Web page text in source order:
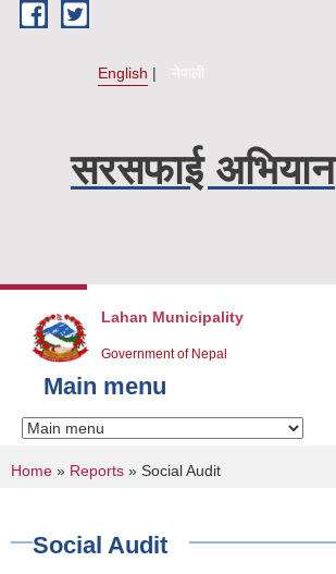
Skip to main content
English नेपाली
सरसफाई अभियान
Lahan Municipality
Government of Nepal
Main menu
You are here
Home » Reports » Social Audit
Social Audit